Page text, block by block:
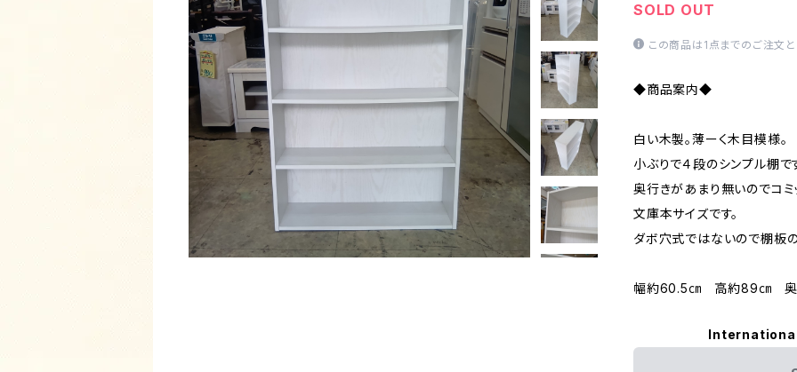
SOLD OUT
この商品は1点までのご注文と
◆商品案内◆
白い木製。薄ーく木目模様。
小ぶりで４段のシンプル棚で
奥行きがあまり無いのでコミ
文庫本サイズです。
ダボ穴式ではないので棚板
幅約60.5㎝ 高約89㎝ 奥